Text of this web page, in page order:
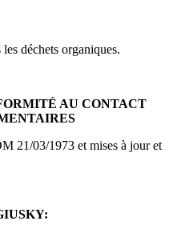
déchets organiques.
AU CONTACT
21/03/1973 et mises à jour et